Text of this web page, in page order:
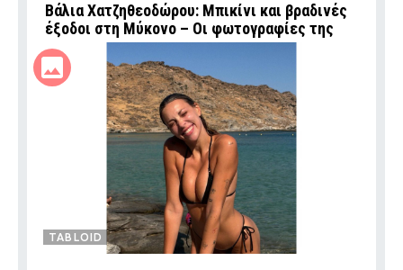
Βάλια Χατζηθεοδώρου: Μπικίνι και βραδινές
έξοδοι στη Μύκονο – Οι φωτογραφίες της
TABLOID